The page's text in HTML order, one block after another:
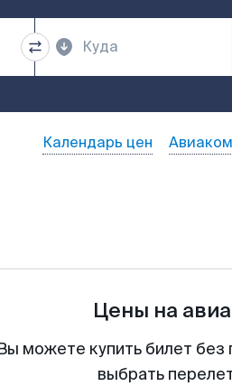
Календарь цен
Цены на
можете купить билет
выбрать